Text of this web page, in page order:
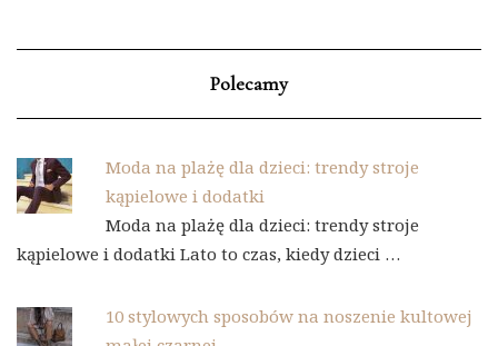
Polecamy
Moda na plażę dla dzieci: trendy stroje
kąpielowe i dodatki
Moda na plażę dla dzieci: trendy stroje
kąpielowe i dodatki Lato to czas, kiedy dzieci …
10 stylowych sposobów na noszenie kultowej